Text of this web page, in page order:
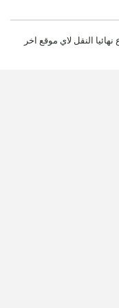
النقل لاي موقع اخر